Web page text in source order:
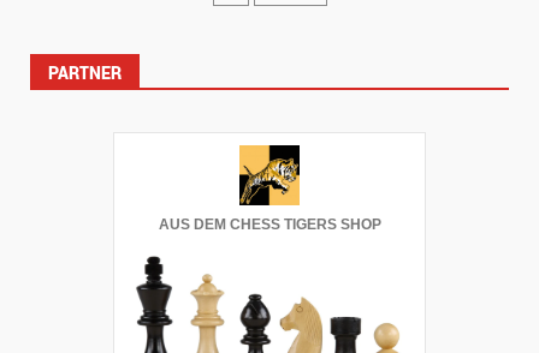
Beiträge
PARTNER
AUS DEM CHESS TIGERS SHOP